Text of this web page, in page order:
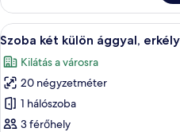
erkély
külön
ággyal,
erkély
részletei
A
következő
szoba
összes
képének
megtekintése:
6
Szoba két külön ággyal,
Kilátás a városra
20 négyzetméter
1 hálószoba
3 férőhely